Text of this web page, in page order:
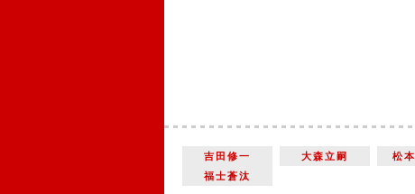
吉田修一 大森立嗣 松
福士蒼汰